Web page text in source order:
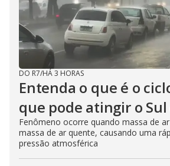
DO R7/HÁ 3 HORAS
Entenda o que é o
que pode atingir o Sul
Fenômeno ocorre quando massa de
massa de ar quente, causando uma
pressão atmosférica